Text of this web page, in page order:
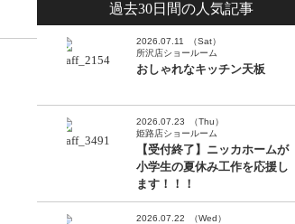
過去30日間の人気記事
2026.07.11
（Sat）
所沢店ショールーム
おしゃれなキッチン天板
2026.07.23
（Thu）
姫路店ショールーム
【受付終了】ニッカホームが
小学生の夏休み工作を応援し
ます！！！
2026.07.22
（Wed）